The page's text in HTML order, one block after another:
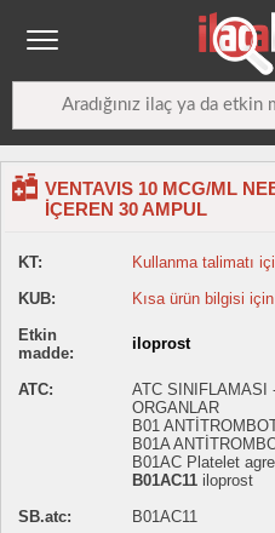
VENTAVIS 10 MCG/ML
İÇEREN 30 AMPUL
KT:
Kullanma talimatı
KUB:
Kısa ürün bilgisi
Etkin
madde:
iloprost
ATC:
ATC SINIFLAMASI
ORGANLAR
B01
B01A
B01AC Platelet
B01AC11 iloprost
SB.atc:
B01AC11